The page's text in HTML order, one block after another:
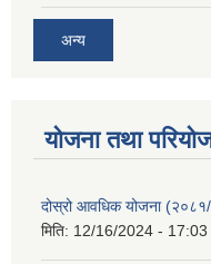
अन्य
योजना तथा
दोस्रो आवधिक योजना
मिति: 12/16/2024 - 17:03